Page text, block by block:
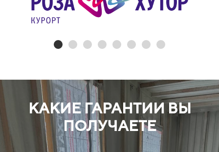
КАКИЕ ГАРАНТИИ ВЫ
ПОЛУЧАЕТЕ